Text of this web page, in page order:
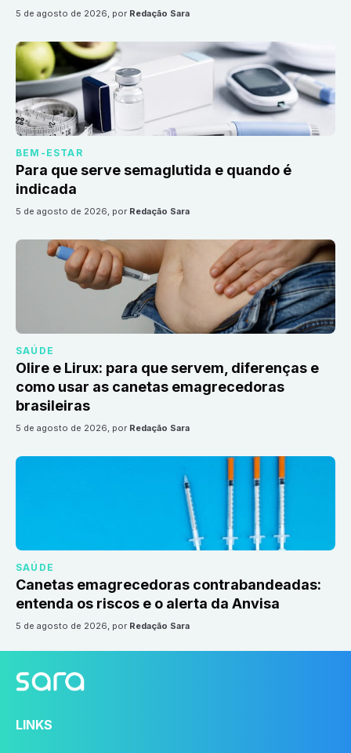
5 de agosto de 2026, por Redação Sara
BEM-ESTAR
Para que serve semaglutida e quando é
indicada
5 de agosto de 2026, por Redação Sara
SAÚDE
Olire e Lirux: para que servem, diferenças e
como usar as canetas emagrecedoras
brasileiras
5 de agosto de 2026, por Redação Sara
SAÚDE
Canetas emagrecedoras contrabandeadas:
entenda os riscos e o alerta da Anvisa
5 de agosto de 2026, por Redação Sara
LINKS